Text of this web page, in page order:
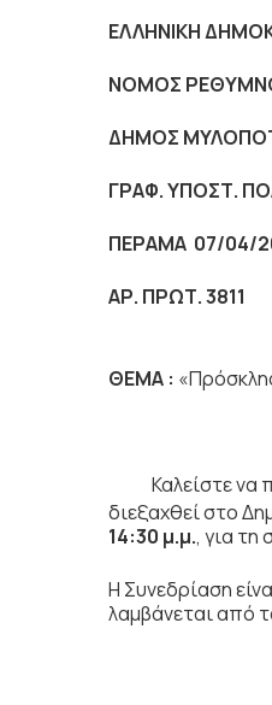
ΕΛΛΗΝΙΚΗ
NOMOΣ
ΔΗΜΟΣ
ΓΡΑΦ. ΥΠΟΣΤ.
ΠΕΡΑΜΑ 07/04/
ΑΡ. ΠΡΩΤ. 3811
ΘΕΜΑ :
Καλείστε να
διεξαχθεί στο
14:30 μ.μ., για τη
Η Συνεδρίαση
λαμβάνεται από